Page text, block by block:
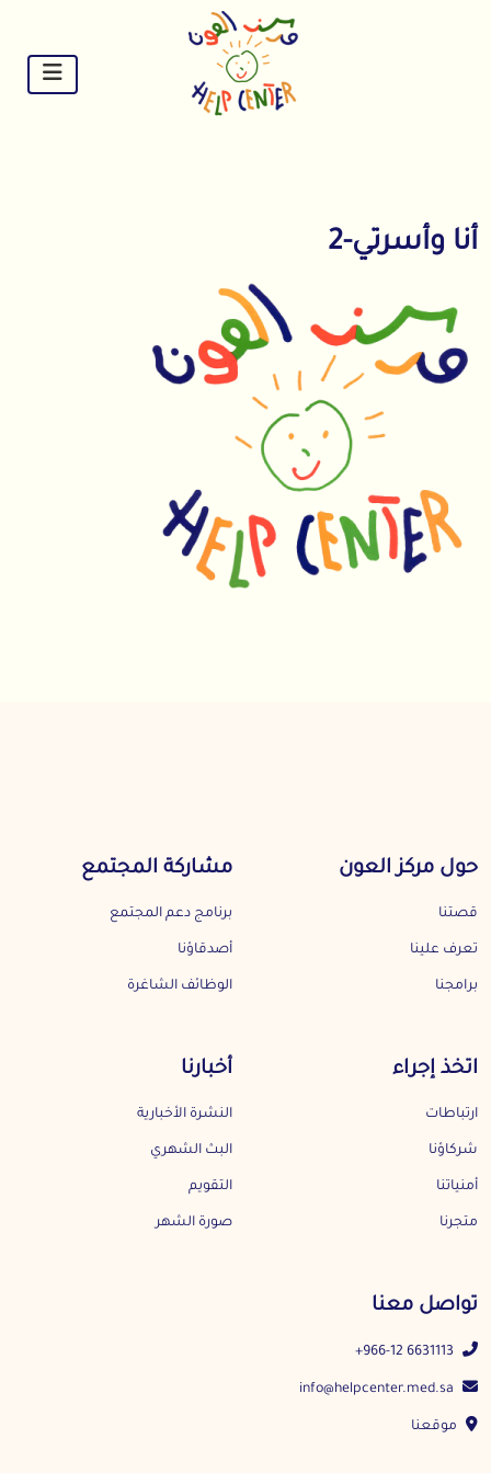
أنا وأسرتي-2
حول مركز العون
قصتنا
تعرف علينا
برامجنا
مشاركة المجتمع
برنامج دعم المجتمع
أصدقاؤنا
الوظائف الشاغرة
اتخذ إجراء
ارتباطات
شركاؤنا
أمنياتنا
متجرنا
أخبارنا
النشرة الأخبارية
البث الشهري
التقويم
صورة الشهر
تواصل معنا
+966-12 6631113
موقعنا